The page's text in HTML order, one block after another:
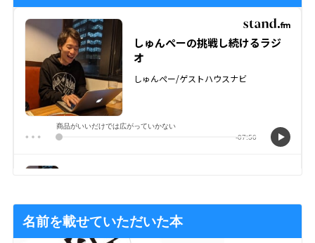
名前を載せていただいた本